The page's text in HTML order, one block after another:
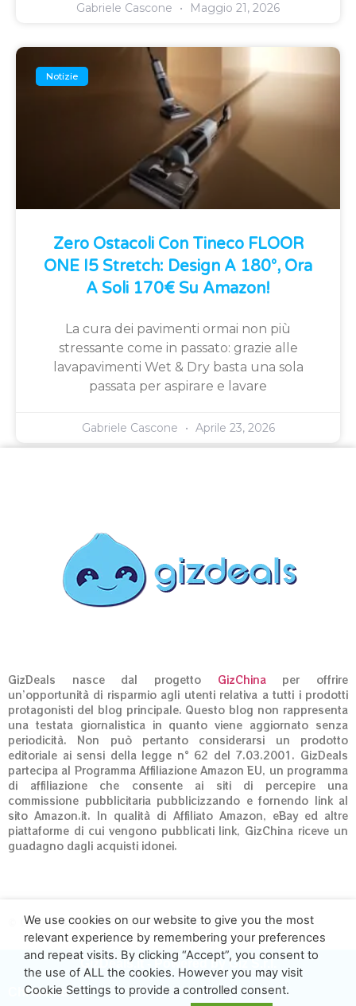
Gabriele Cascone Maggio 21, 2026
Notizie
Zero Ostacoli Con Tineco FLOOR
ONE I5 Stretch: Design A 180°, Ora
A Soli 170€ Su Amazon!
La cura dei pavimenti ormai non più
stressante come in passato: grazie alle
lavapavimenti Wet & Dry basta una sola
passata per aspirare e lavare
Gabriele Cascone Aprile 23, 2026
GizDeals nasce dal progetto GizChinaper offrire
un’opportunità di risparmio agli utenti relativa a tutti i prodotti
protagonisti del blog principale. Questo blog non rappresenta
una testata giornalistica in quanto viene aggiornato senza
periodicità. Non può pertanto considerarsi un prodotto
editoriale ai sensi della legge n° 62 del 7.03.2001. GizDeals
partecipa al Programma Affiliazione Amazon EU, un programma
di affiliazione che consente ai siti di percepire una
commissione pubblicitaria pubblicizzando e fornendo link al
sito Amazon.it. In qualità di Affiliato Amazon, eBay ed altre
piattaforme di cui vengono pubblicati link, GizChina riceve un
guadagno dagli acquisti idonei.
© GizDeals.it – Giz S.r.l. 01973020660
GizDeals.it - Powered by Giz S.r.l.
Chi siamo
We use cookies on our website to give you the most
relevant experience by remembering your preferences
and repeat visits. By clicking “Accept”, you consent to
the use of ALL the cookies. However you may visit
Cookie Settings to provide a controlled consent.